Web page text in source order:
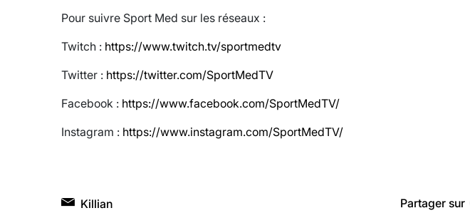
Pour suivre Sport Med sur les réseaux :
Twitch : https://www.twitch.tv/sportmedtv
Twitter : https://twitter.com/SportMedTV
Facebook : https://www.facebook.com/SportMedTV/
Instagram : https://www.instagram.com/SportMedTV/
Killian Partager sur